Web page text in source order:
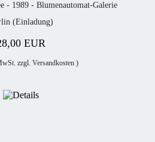
- 1989 - Blumenautomat-Galerie
(Einladung)
EUR
zzgl. Versandkosten)